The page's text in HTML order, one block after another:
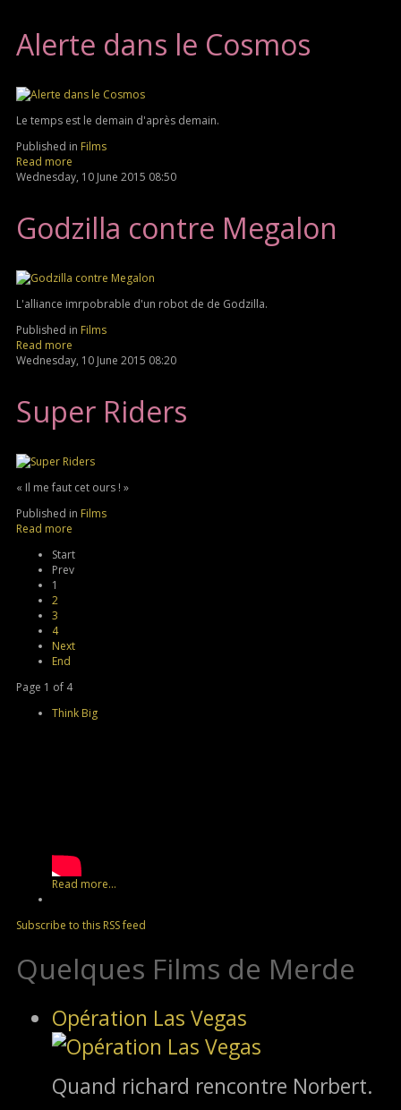
Alerte dans le Cosmos
Le temps est le demain d'après demain.
Published in Films
Read more
Wednesday, 10 June 2015 08:50
Godzilla contre Megalon
L'alliance imrpobrable d'un robot de de Godzilla.
Published in Films
Read more
Wednesday, 10 June 2015 08:20
Super Riders
« Il me faut cet ours ! »
Published in Films
Read more
Start
Prev
1
2
3
4
Next
End
Page 1 of 4
Think Big
Read more...
Subscribe to this RSS feed
Quelques Films de Merde
Opération Las Vegas
Quand richard rencontre Norbert.